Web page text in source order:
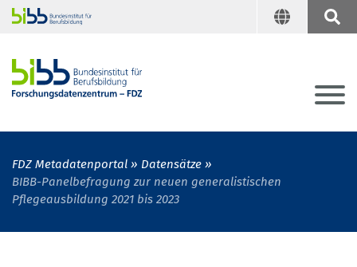
FDZ Metadatenportal
Datensätze
BIBB-Panelbefragung zur neuen generalistischen
Pflegeausbildung 2021 bis 2023